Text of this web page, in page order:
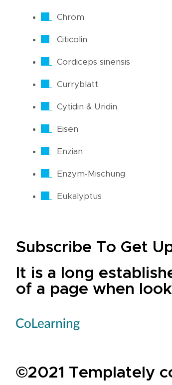
Chrom
Citicolin
Cordiceps sinensis
Curryblatt
Cytidin & Uridin
Eisen
Enzian
Enzym-Mischung
Eukalyptus
Subscribe To Get
It is a long
of a page when
©2021 Templately